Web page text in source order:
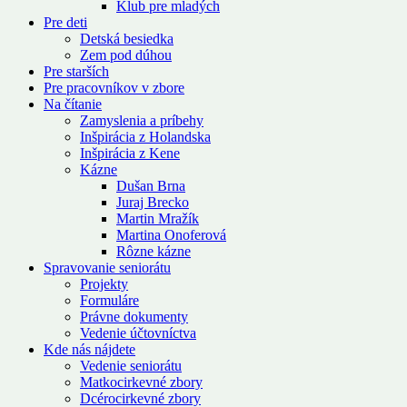
Klub pre mladých
Pre deti
Detská besiedka
Zem pod dúhou
Pre starších
Pre pracovníkov v zbore
Na čítanie
Zamyslenia a príbehy
Inšpirácia z Holandska
Inšpirácia z Kene
Kázne
Dušan Brna
Juraj Brecko
Martin Mražík
Martina Onoferová
Rôzne kázne
Spravovanie seniorátu
Projekty
Formuláre
Právne dokumenty
Vedenie účtovníctva
Kde nás nájdete
Vedenie seniorátu
Matkocirkevné zbory
Dcérocirkevné zbory